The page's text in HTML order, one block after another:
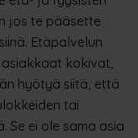
jos te pääsette
Etäpalvelun
asiakkaat kokivat,
hyötyä siitä, että
tai
Se ei ole sama asia